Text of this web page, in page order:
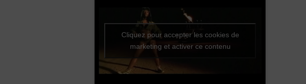
Cliquez pour accepter les cookies de
marketing et activer ce contenu